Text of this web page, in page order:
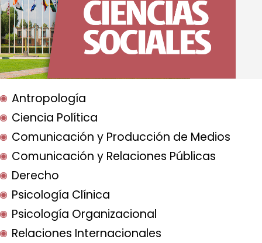
Antropología
Ciencia Política
Comunicación y Producción de Medios
Comunicación y Relaciones Públicas
Derecho
Psicología Clínica
Psicología Organizacional
Relaciones Internacionales